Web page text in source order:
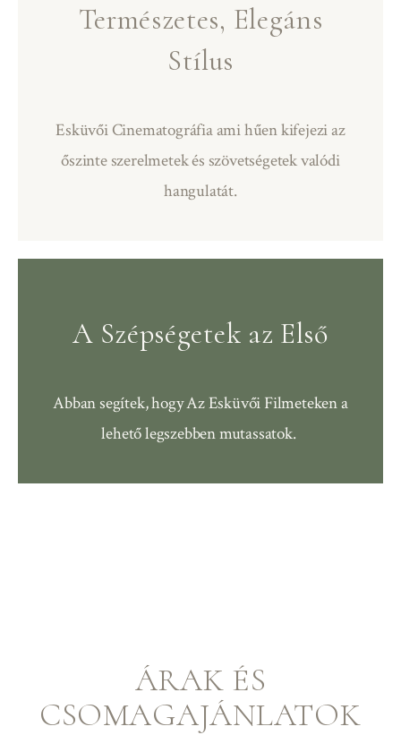
Természetes, Elegáns
Stílus
Esküvői Cinematográfia ami hűen kifejezi az
őszinte szerelmetek és szövetségetek valódi
hangulatát.
A Szépségetek az Első
Abban segítek, hogyAz Esküvői Filmeteken a
lehető legszebben mutassatok.
ÁRAK ÉS
CSOMAGAJÁNLATOK